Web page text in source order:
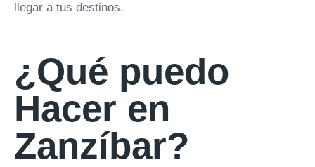
llegar a tus destinos.
¿Qué puedo
Hacer en
Zanzíbar?